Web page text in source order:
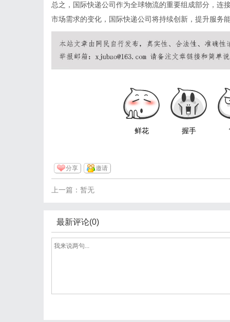
总之，国际快递公司作为全球物流的重要组成部分，连
市场需求的变化，国际快递公司将持续创新，提升服务
鲜花 握手
分享 邀请
上一篇：暂无
最新评论(0)